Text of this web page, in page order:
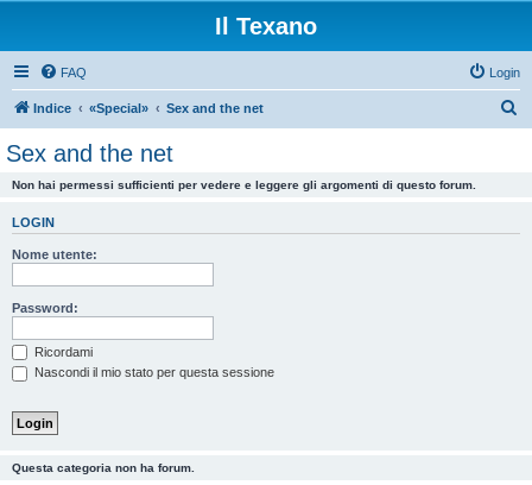
Il Texano
FAQ Login
Indice «Special» Sex and the net
Sex and the net
Non hai permessi sufficienti per vedere e leggere gli argomenti di questo forum.
LOGIN
Nome utente:
Password:
Ricordami
Nascondi il mio stato per questa sessione
Questa categoria non ha forum.